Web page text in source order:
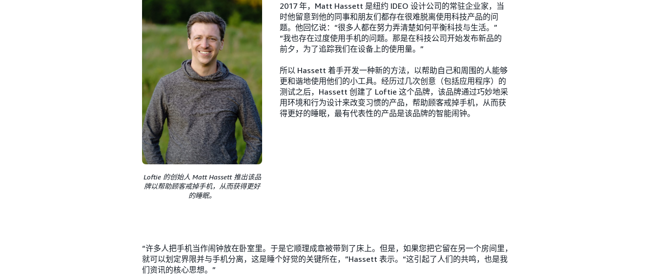
Loftie 的创始人 Matt Hassett 推出该品
牌以帮助顾客戒掉手机，从而获得更好
的睡眠。
2017 年，Matt Hassett 是纽约 IDEO 设计公司的常驻企业家，当
时他留意到他的同事和朋友们都存在很难脱离使用科技产品的问
题。他回忆说：“很多人都在努力弄清楚如何平衡科技与生活。”
“我也存在过度使用手机的问题。那是在科技公司开始发布新品的
前夕，为了追踪我们在设备上的使用量。”
所以 Hassett 着手开发一种新的方法，以帮助自己和周围的人能够
更和谐地使用他们的小工具。经历过几次创意（包括应用程序）的
测试之后，Hassett 创建了 Loftie 这个品牌，该品牌通过巧妙地采
用环境和行为设计来改变习惯的产品，帮助顾客戒掉手机，从而获
得更好的睡眠，最有代表性的产品是该品牌的智能闹钟。
“许多人把手机当作闹钟放在卧室里。于是它顺理成章被带到了床上。但是，如果您把它留在另一个房间里，
就可以划定界限并与手机分离，这是睡个好觉的关键所在，”Hassett 表示。“这引起了人们的共鸣，也是我
们资讯的核心思想。”